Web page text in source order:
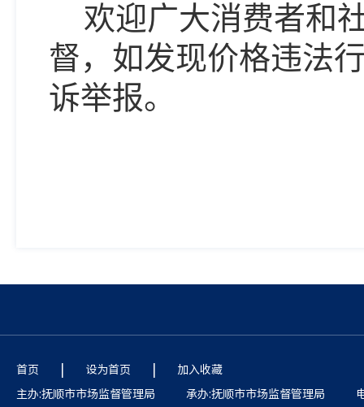
欢迎广大消费者和
督，如发现价格违法
诉举报。
首页 | 设为首页 |
加入收藏
主办:抚顺市市场监督管理局
承办:抚顺市市场监督管理局